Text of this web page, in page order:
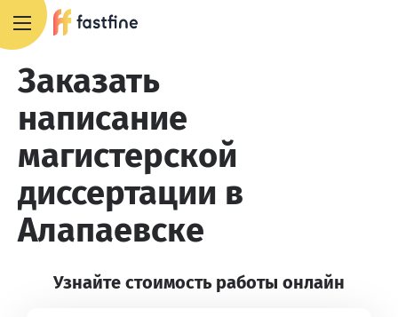
Заказать
написание
магистерской
диссертации в
Алапаевске
Узнайте стоимость работы онлайн